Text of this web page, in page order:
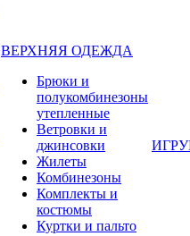
ВЕРХНЯЯ ОДЕЖДА
Брюки и
полукомбинезоны
утепленные
Ветровки и
джинсовки
Жилеты
Комбинезоны
Комплекты и
костюмы
Куртки и пальто